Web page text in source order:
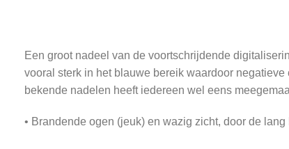
Een groot nadeel van de voortschrijdende
vooral sterk in het blauwe bereik waardoor
bekende nadelen heeft iedereen wel eens
• Brandende ogen (jeuk) en wazig zicht, door de